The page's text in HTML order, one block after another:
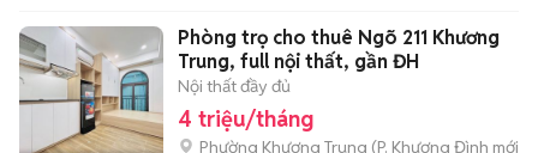
Phòng trọ cho thuê Ngõ 211 Khương
Trung, full nội thất, gần ĐH
Nội thất đầy đủ
4 triệu/tháng
Phường Khương Trung (P. Khương Đình mới)